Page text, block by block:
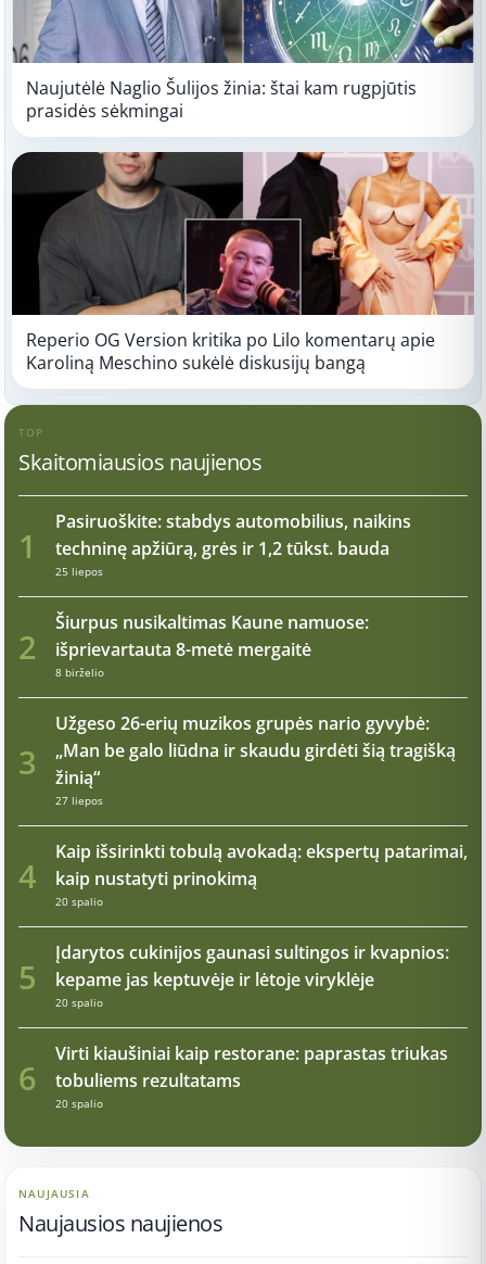
Naujutėlė Naglio Šulijos žinia: štai kam rugpjūtis
prasidės sėkmingai
Reperio OG Version kritika po Lilo komentarų apie
Karoliną Meschino sukėlė diskusijų bangą
TOP
Skaitomiausios naujienos
1
Pasiruoškite: stabdys automobilius, naikins
techninę apžiūrą, grės ir 1,2 tūkst. bauda
25 liepos
2
Šiurpus nusikaltimas Kaune namuose:
išprievartauta 8-metė mergaitė
8 birželio
3
Užgeso 26-erių muzikos grupės nario gyvybė:
„Man be galo liūdna ir skaudu girdėti šią tragišką
žinią“
27 liepos
4
Kaip išsirinkti tobulą avokadą: ekspertų patarimai,
kaip nustatyti prinokimą
20 spalio
5
Įdarytos cukinijos gaunasi sultingos ir kvapnios:
kepame jas keptuvėje ir lėtoje viryklėje
20 spalio
6
Virti kiaušiniai kaip restorane: paprastas triukas
tobuliems rezultatams
20 spalio
NAUJAUSIA
Naujausios naujienos